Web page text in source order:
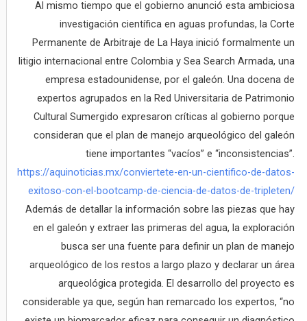
Al mismo tiempo que el gobierno anunció esta ambiciosa
investigación científica en aguas profundas, la Corte
Permanente de Arbitraje de La Haya inició formalmente un
litigio internacional entre Colombia y Sea Search Armada, una
empresa estadounidense, por el galeón. Una docena de
expertos agrupados en la Red Universitaria de Patrimonio
Cultural Sumergido expresaron críticas al gobierno porque
consideran que el plan de manejo arqueológico del galeón
tiene importantes “vacíos” e “inconsistencias”.
https://aquinoticias.mx/conviertete-en-un-cientifico-de-datos-
exitoso-con-el-bootcamp-de-ciencia-de-datos-de-tripleten/
Además de detallar la información sobre las piezas que hay
en el galeón y extraer las primeras del agua, la exploración
busca ser una fuente para definir un plan de manejo
arqueológico de los restos a largo plazo y declarar un área
arqueológica protegida. El desarrollo del proyecto es
considerable ya que, según han remarcado los expertos, “no